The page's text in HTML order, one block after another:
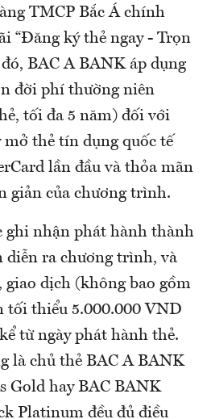
TMCP Bắc Á chính
“Đăng ký thẻ ngay - Trọn
BAC A BANK áp dụng
đời phí thường niên
tối đa 5 năm) đối với
mở thẻ tín dụng quốc tế
lần đầu và thỏa mãn
giản của chương trình.
ghi nhận phát hành thành
diễn ra chương trình, và
giao dịch (không bao gồm
tối thiểu 5.000.000 VND
từ ngày phát hành thẻ.
là chủ thẻ BAC A BANK
Gold hay BAC BANK
Platinum đều đủ điều